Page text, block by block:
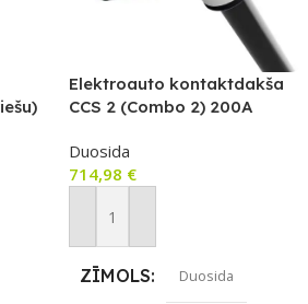
Elektroauto kontaktdakša
CCS 2 (Combo 2) 200A
kabeli
Duosida
714,98 €
Pievienot Grozam
ZĪMOLS Duosida